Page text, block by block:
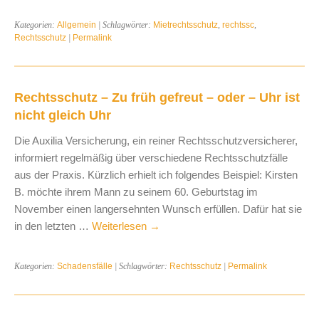
Kategorien: Allgemein | Schlagwörter: Mietrechtsschutz rechtssc
Rechtsschutz | Permalink
Rechtsschutz – Zu früh gefreut – oder – Uhr ist
nicht gleich Uhr
Die Auxilia Versicherung, ein reiner Rechtsschutzversicherer,
informiert regelmäßig über verschiedene Rechtsschutzfälle
aus der Praxis. Kürzlich erhielt ich folgendes Beispiel: Kirsten
B. möchte ihrem Mann zu seinem 60. Geburtstag im
November einen langersehnten Wunsch erfüllen. Dafür hat sie
in den letzten … Weiterlesen →
Kategorien: Schadensfälle | Schlagwörter: Rechtsschutz | Permalink